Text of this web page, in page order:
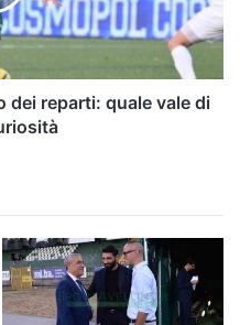
dei reparti: quale vale di